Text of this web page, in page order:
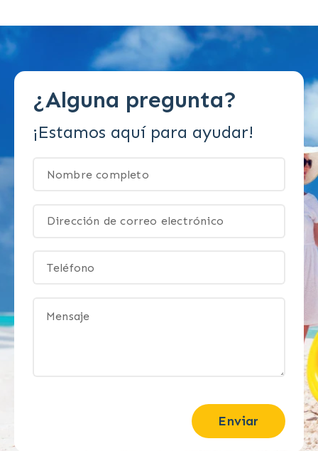
¿Alguna pregunta?
¡Estamos aquí para ayudar!
Enviar